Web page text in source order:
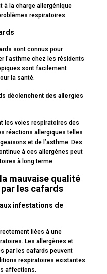
à la charge allergénique
respiratoires.
sont connus pour
l’asthme chez les résidents
sont facilement
la santé.
déclenchent des allergies
les voies respiratoires des
réactions allergiques telles
et de l’asthme. Des
à ces allergènes peut
à long terme.
mauvaise qualité
les cafards
infestations de
liées à une
Les allergènes et
par les cafards peuvent
respiratoires existantes
affections.